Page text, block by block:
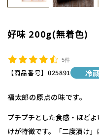
好味 200g(無着色)
5件
【商品番号】 025891 冷
福太郎の原点の味です。
プチプチとした食感・ほど
けが特徴です。「二度漬け